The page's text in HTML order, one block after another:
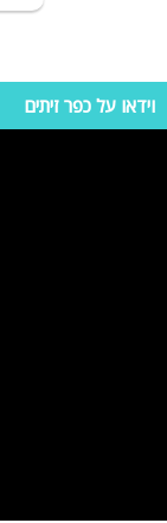
וידאו על כפר זיתים